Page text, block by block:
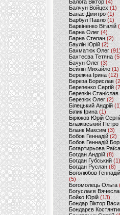
Балога Віктор (4)
Балчун Войцех (1)
Банас Дмитро (1)
Барбул Павло(1)
Барвіненко Віталій
Барна Олег (4)
Барна Степан (2)
Баулін Юрій (2)
Бахматюк Олег (91)
Бахтеєва Тетяна
Бачун Олег (3)
Бейлін Михайло (1)
Бережна Ірина(12)
Береза Борислав
Березенко Сергій
Березкін Станіслав
Березюк Олег(2)
Білецький Андрій
Білик Ірина (1)
Бірюков Юрій
Блажівський Петро
Бланк Максим(3)
Бобов Геннадій (2)
Бобов Геннадій
Богартирьова Раїса
Богдан Андрій(8)
Богдан Губський (1)
Богдан Руслан(8)
Боголюбов
(5)
Богомолець Ольга
Богуслаєв
Бойко Юрій (13)
Бондар Віктор
Бондарєв